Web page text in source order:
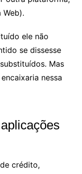
ele não
se dissesse
Mas
nessa
crédito,